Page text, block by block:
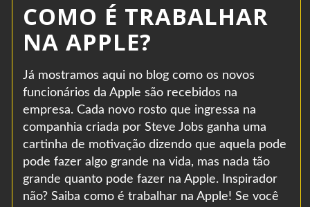
COMO É TRABALHAR
NA APPLE?
Já mostramos aqui no blog como os novos
funcionários da Apple são recebidos na
empresa. Cada novo rosto que ingressa na
companhia criada por Steve Jobs ganha uma
cartinha de motivação dizendo que aquela pode
pode fazer algo grande na vida, mas nada tão
grande quanto pode fazer na Apple. Inspirador
não? Saiba como é trabalhar na Apple! Se você